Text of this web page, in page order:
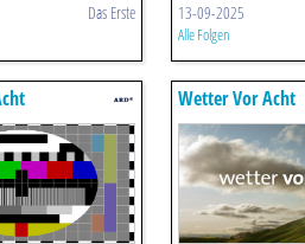
Das Erste 13-09-2025
Alle Folgen
Wetter Vor Acht